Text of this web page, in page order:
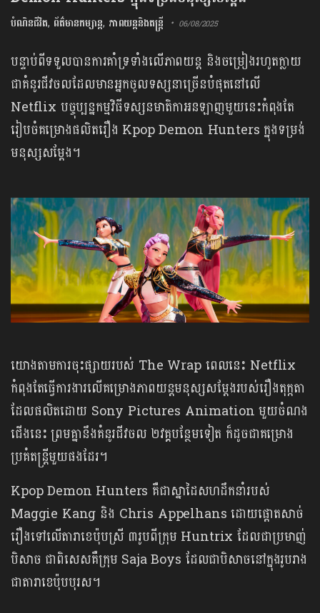
បំណិនជីវិត, ព័ត៌មានកម្សាន្ត, ភាពយន្តនិងតន្រ្តី 06/08/2025
បន្ទាប់ពីទទួលបានការគាំទ្រទាំងលើភាពយន្ត និងចម្រៀងរហូតក្លាយ
ជាគំនូរជីវចលដែលមានអ្នកចូលទស្សនាច្រើនបំផុតនៅលើ
Netflix បច្ចុប្បន្នកម្មវិធីទស្សនមាតិកាអនឡាញមួយនេះកំពុងតែ
រៀបចំគម្រោងផលិតរឿង Kpop Demon Hunters ក្នុងទម្រង់
មនុស្សសម្ដែង។
យោងតាមការចុះផ្សាយរបស់ The Wrap ពេលនេះ Netflix
កំពុងតែធ្វើការងារលើគម្រោងភាពយន្តមនុស្សសម្ដែងរបស់រឿងតុក្កតា
ដែលផលិតដោយ Sony Pictures Animation មួយចំណង
ជើងនេះ ព្រមគ្នានឹងគំនូរជីវចល ២វគ្គបន្ថែមទៀត ក៏ដូចជាគម្រោង
ប្រគំតន្ត្រីមួយផងដែរ។
Kpop Demon Hunters គឺជាស្នាដៃសហដឹកនាំរបស់
Maggie Kang និង Chris Appelhans ដោយផ្ដោតសាច់
រឿងទៅលើតារាខេប៉ុបស្រី ៣រូបពីក្រុម Huntrix ដែលជាប្រមាញ់
បិសាច ជាពិសេសគឺក្រុម Saja Boys ដែលជាបិសាចនៅក្នុងរូបរាង
ជាតារាខេប៉ុបបុរស។